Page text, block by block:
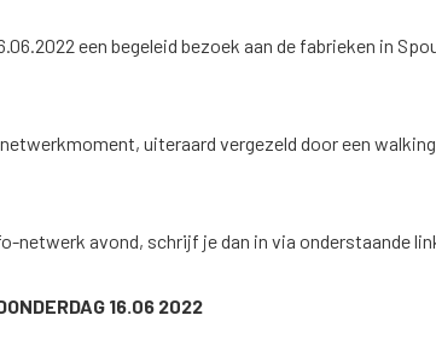
een begeleid bezoek aan de fabrieken in
uiteraard vergezeld door een
netwerk avond, schrijf je dan in via onderstaande
16.06 2022